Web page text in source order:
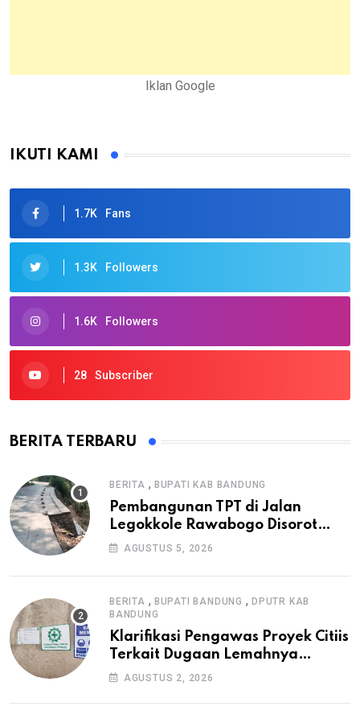
Iklan Google
IKUTI KAMI
1.7K Fans
1.3K Followers
1.6K Followers
28 Subscriber
BERITA TERBARU
BERITA , BUPATI KAB BANDUNG
Pembangunan TPT di Jalan
Legokkole Rawabogo Disorot
Warga, Selesai Tanpa Papan
AGUSTUS 5, 2026
BERITA , BUPATI BANDUNG ,DPUTR KAB
BANDUNG
Klarifikasi Pengawas Proyek Citiis
Terkait Dugaan Lemahnya
Pengawasan K3
AGUSTUS 2, 2026